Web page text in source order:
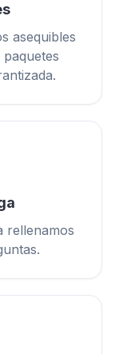
asequibles
rellenamos